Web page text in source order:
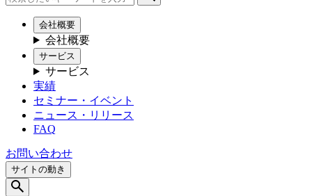
会社概要
会社概要
サービス
サービス
実績
セミナー・イベント
ニュース・リリース
FAQ
お問い合わせ
サイトの動き